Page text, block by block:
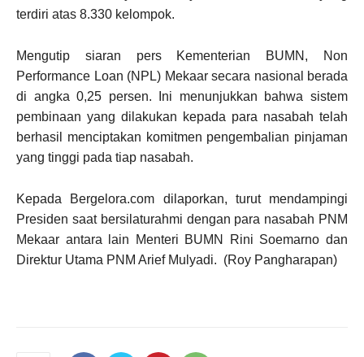
terdiri atas 8.330 kelompok.
Mengutip siaran pers Kementerian BUMN, Non
Performance Loan (NPL) Mekaar secara nasional berada
di angka 0,25 persen. Ini menunjukkan bahwa sistem
pembinaan yang dilakukan kepada para nasabah telah
berhasil menciptakan komitmen pengembalian pinjaman
yang tinggi pada tiap nasabah.
Kepada Bergelora.com dilaporkan, turut mendampingi
Presiden saat bersilaturahmi dengan para nasabah PNM
Mekaar antara lain Menteri BUMN Rini Soemarno dan
Direktur Utama PNM Arief Mulyadi. (Roy Pangharapan)